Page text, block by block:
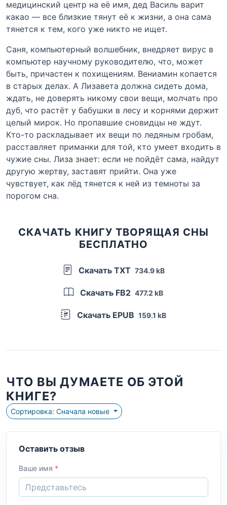
медицинский центр на её имя, дед Василь варит
какао — все близкие тянут её к жизни, а она сама
тянется к тем, кого уже никто не ищет.
Саня, компьютерный волшебник, внедряет вирус в
компьютер научному руководителю, что, может
быть, причастен к похищениям. Вениамин копается
в старых делах. А Лизавета должна сидеть дома,
ждать, не доверять никому свои вещи, молчать про
дуб, что растёт у бабушки в лесу и корнями держит
целый мирок. Но пропавшие сновидцы не ждут.
Кто-то раскладывает их вещи по ледяным гробам,
расставляет приманки для той, кто умеет входить в
чужие сны. Лиза знает: если не пойдёт сама, найдут
другую жертву, заставят прийти. Она уже
чувствует, как лёд тянется к ней из темноты за
порогом сна.
СКАЧАТЬ КНИГУ ТВОРЯЩАЯ СНЫ
БЕСПЛАТНО
Скачать TXT 734.9 kB
Скачать FB2 477.2 kB
Скачать EPUB 159.1 kB
ЧТО ВЫ ДУМАЕТЕ ОБ ЭТОЙ
КНИГЕ?
Сортировка: Сначала новые
Оставить отзыв
Ваше имя *